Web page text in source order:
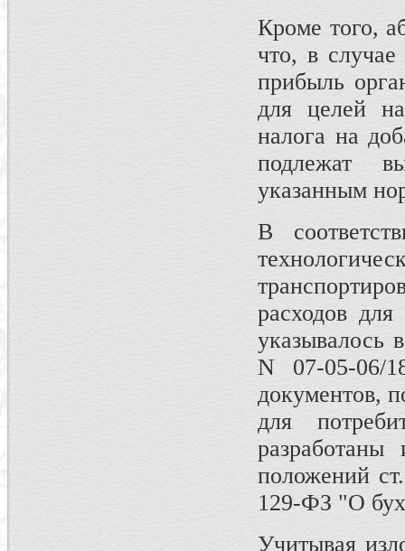
Кроме того,
что, в
прибыль
для целей
налога на
подлежат
указанным
В
расходов
указывалось
N 07-05-06/
документов,
для
положений
129-ФЗ "О
Учитывая